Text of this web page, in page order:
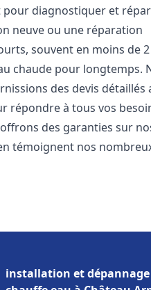
diagnostiquer et
neuve ou une réparation
souvent en moins de 2
chaude pour longtemps.
des devis détaillés
répondre à tous vos
des garanties sur
témoignent nos
installation et dépannage